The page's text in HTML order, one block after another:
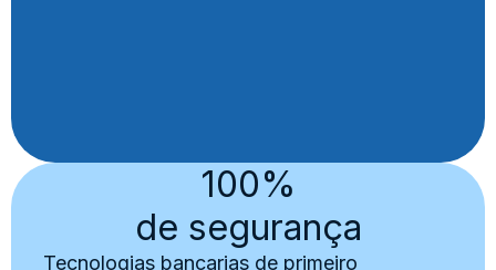
100%
de segurança
Tecnologias bancarias de primeiro